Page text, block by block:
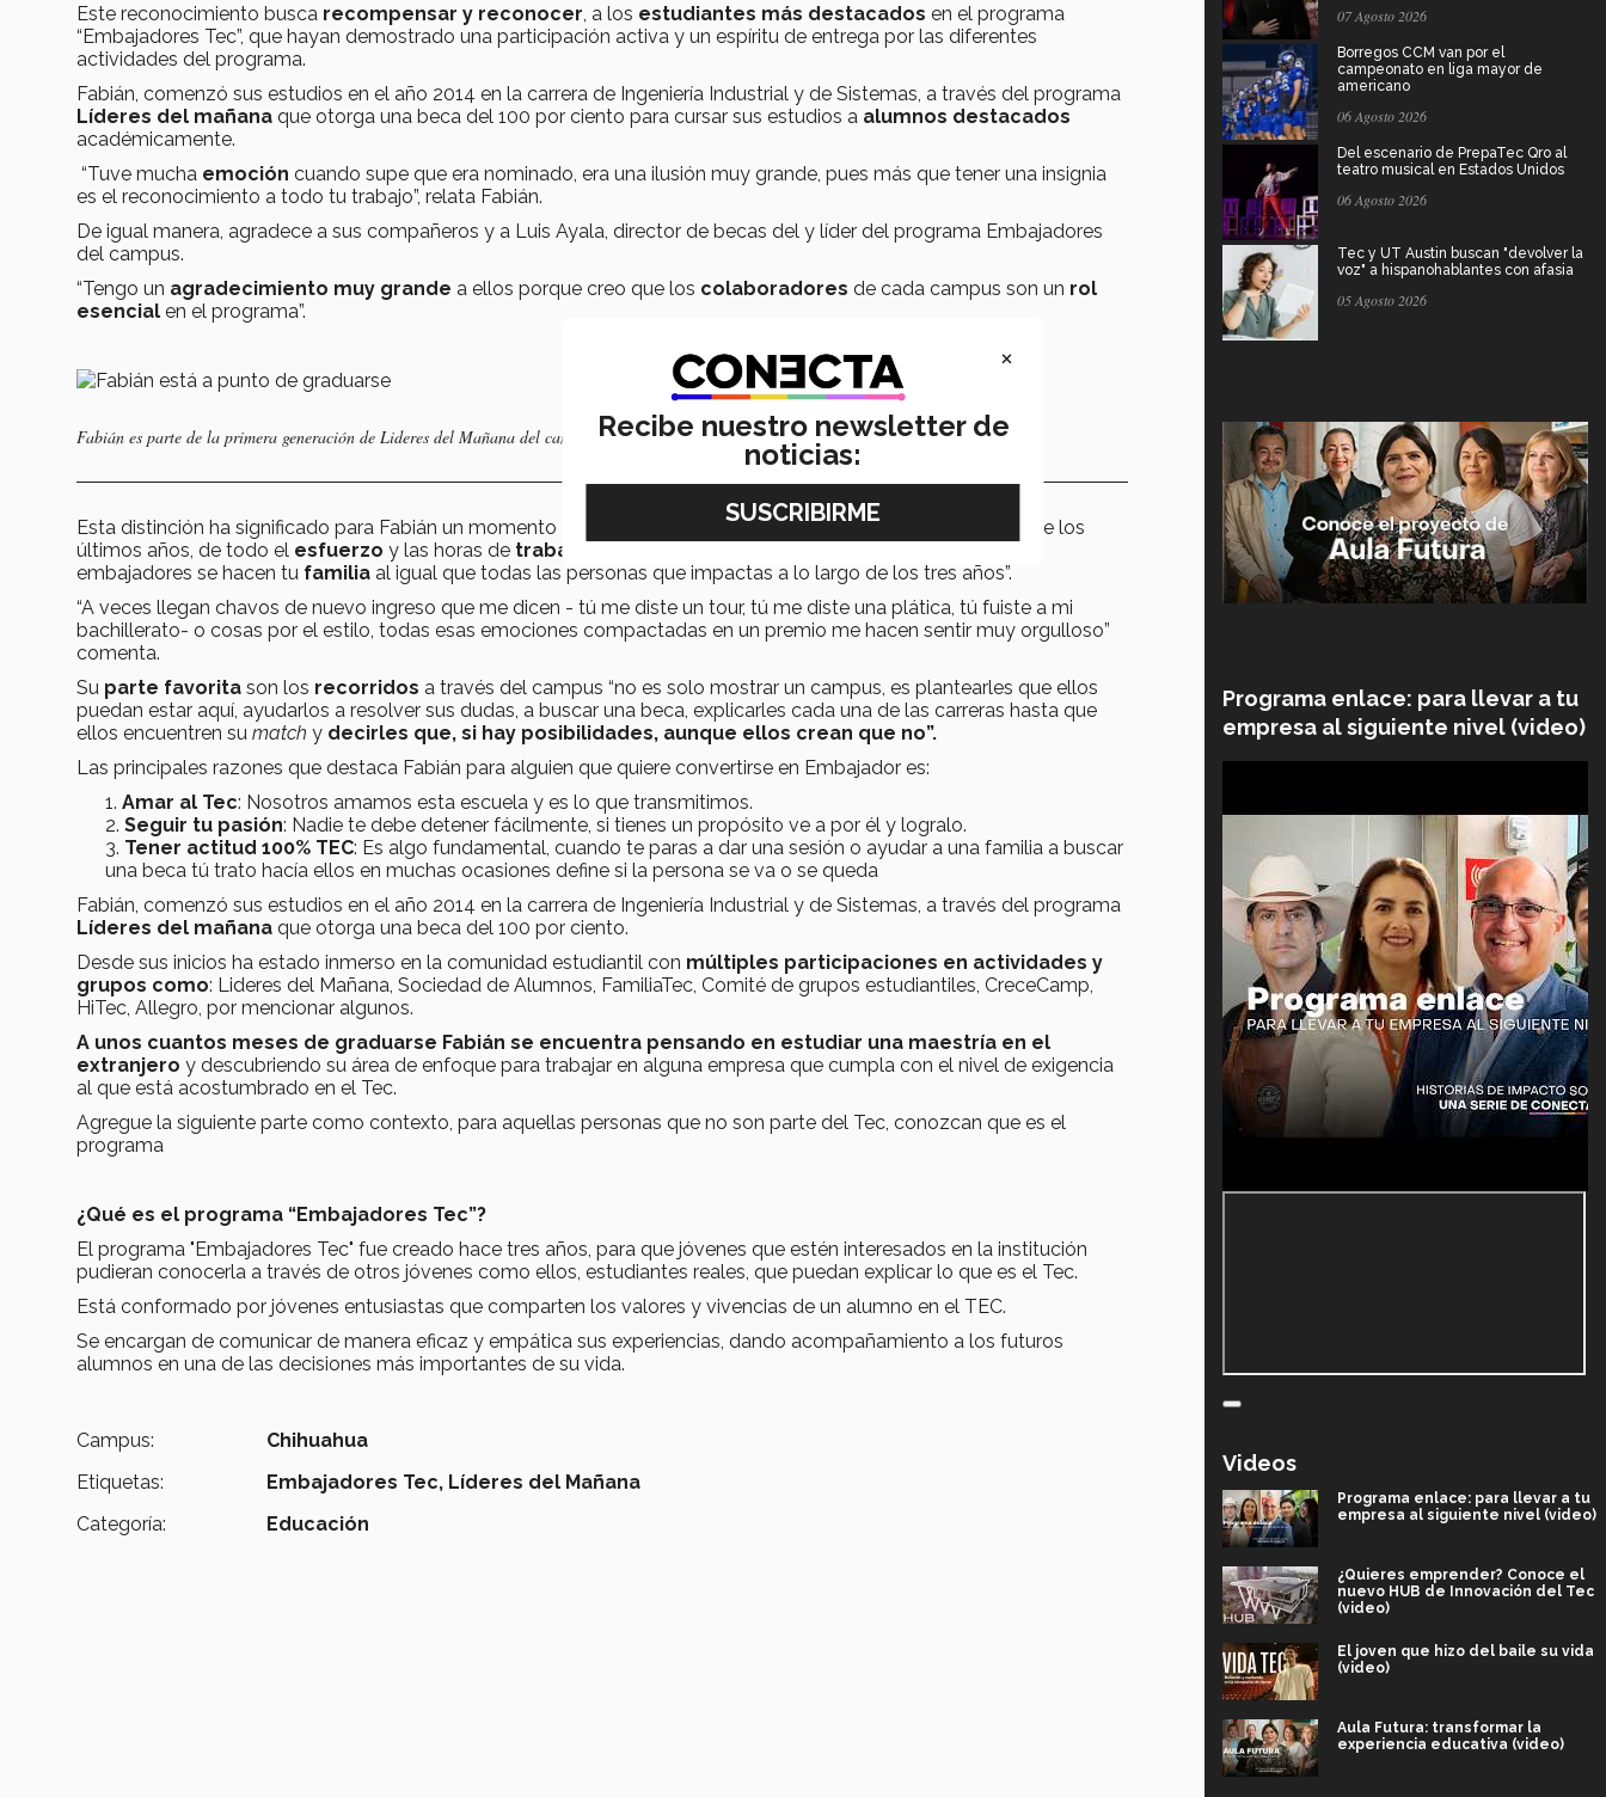
Este reconocimiento busca recompensar y reconocer , a los estudiantes más destacados en el programa
“Embajadores Tec”, que hayan demostrado una participación activa y un espíritu de entrega por las diferentes
actividades del programa.
Fabián, comenzó sus estudios en el año 2014 en la carrera de Ingeniería Industrial y de Sistemas, a través del programa
Líderes del mañana que otorga una beca del 100 por ciento para cursar sus estudios a alumnos destacados
académicamente.
“Tuve mucha emoción cuando supe que era nominado, era una ilusión muy grande, pues más que tener una insignia
es el reconocimiento a todo tu trabajo”, relata Fabián.
De igual manera, agradece a sus compañeros y a Luis Ayala, director de becas del y líder del programa Embajadores
del campus.
“Tengo un agradecimiento muy grande a ellos porque creo que los colaboradores de cada campus son un rol
esencial en el programa”.
Fabián es parte de la primera generación de Lideres del Mañana del campus Chihuahua
Esta distinción ha significado para Fabián un momento especial en su carrera “tengo muchos
de los
últimos años, de todo el esfuerzo y las horas de trabajo
embajadores se hacen tu familia al igual que todas las personas que impactas a lo largo de los tres años”.
“A veces llegan chavos de nuevo ingreso que me dicen - tú me diste un tour, tú me diste una plática, tú fuiste a mi
bachillerato- o cosas por el estilo, todas esas emociones compactadas en un premio me hacen sentir muy orgulloso”
comenta.
Su parte favorita son los recorridos a través del campus “no es solo mostrar un campus, es plantearles que ellos
puedan estar aquí, ayudarlos a resolver sus dudas, a buscar una beca, explicarles cada una de las carreras hasta que
ellos encuentren su match y decirles que, si hay posibilidades, aunque ellos crean que no”.
Las principales razones que destaca Fabián para alguien que quiere convertirse en Embajador es:
Amar al Tec: Nosotros amamos esta escuela y es lo que transmitimos.
Seguir tu pasión: Nadie te debe detener fácilmente, si tienes un propósito ve a por él y logralo.
Tener actitud 100% TEC: Es algo fundamental, cuando te paras a dar una sesión o ayudar a una familia a buscar
una beca tú trato hacía ellos en muchas ocasiones define si la persona se va o se queda
Fabián, comenzó sus estudios en el año 2014 en la carrera de Ingeniería Industrial y de Sistemas, a través del programa
Líderes del mañana que otorga una beca del 100 por ciento.
Desde sus inicios ha estado inmerso en la comunidad estudiantil con múltiples participaciones en actividades y
grupos como: Lideres del Mañana, Sociedad de Alumnos, FamiliaTec, Comité de grupos estudiantiles, CreceCamp,
HiTec, Allegro, por mencionar algunos.
A unos cuantos meses de graduarse Fabián se encuentra pensando en estudiar una maestría en el
extranjero y descubriendo su área de enfoque para trabajar en alguna empresa que cumpla con el nivel de exigencia
al que está acostumbrado en el Tec.
Agregue la siguiente parte como contexto, para aquellas personas que no son parte del Tec, conozcan que es el
programa
¿Qué es el programa “Embajadores Tec”?
El programa "Embajadores Tec" fue creado hace tres años, para que jóvenes que estén interesados en la institución
pudieran conocerla a través de otros jóvenes como ellos, estudiantes reales, que puedan explicar lo que es el Tec.
Está conformado por jóvenes entusiastas que comparten los valores y vivencias de un alumno en el TEC.
Se encargan de comunicar de manera eficaz y empática sus experiencias, dando acompañamiento a los futuros
alumnos en una de las decisiones más importantes de su vida.
Campus:
Chihuahua
Etiquetas:
Embajadores Tec, Líderes del Mañana
Categoría:
Educación
07 Agosto 2026
Borregos CCM van por el
campeonato en liga mayor de
americano
06 Agosto 2026
Del escenario de PrepaTec Qro al
teatro musical en Estados Unidos
06 Agosto 2026
Tec y UT Austin buscan "devolver la
voz" a hispanohablantes con afasia
05 Agosto 2026
Programa enlace: para llevar a tu
empresa al siguiente nivel (video)
Videos
Programa enlace: para llevar a tu
empresa al siguiente nivel (video)
¿Quieres emprender? Conoce el
nuevo HUB de Innovación del Tec
(video)
El joven que hizo del baile su vida
(video)
Aula Futura: transformar la
experiencia educativa (video)
×
Recibe nuestro newsletter de
noticias: